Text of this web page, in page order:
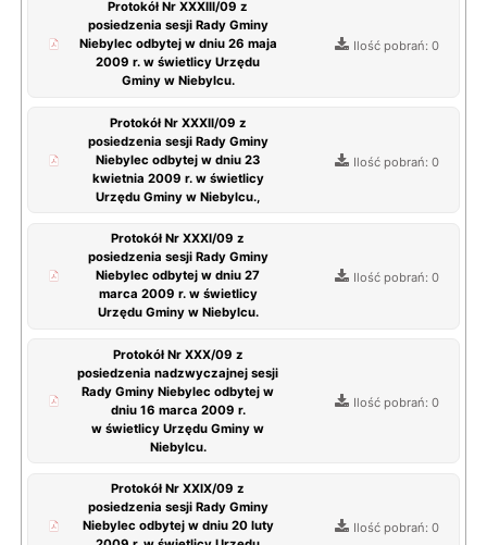
Protokół Nr XXXIII/09 z
posiedzenia sesji Rady Gminy
Niebylec odbytej w dniu 26 maja
2009 r. w świetlicy Urzędu
Gminy w Niebylcu.
Ilość pobrań: 0
Protokół Nr XXXII/09 z
posiedzenia sesji Rady Gminy
Niebylec odbytej w dniu 23
kwietnia 2009 r. w świetlicy
Urzędu Gminy w Niebylcu.,
Ilość pobrań: 0
Protokół Nr XXXI/09 z
posiedzenia sesji Rady Gminy
Niebylec odbytej w dniu 27
marca 2009 r. w świetlicy
Urzędu Gminy w Niebylcu.
Ilość pobrań: 0
Protokół Nr XXX/09 z
posiedzenia nadzwyczajnej sesji
Rady Gminy Niebylec odbytej w
dniu 16 marca 2009 r.
w świetlicy Urzędu Gminy w
Niebylcu.
Ilość pobrań: 0
Protokół Nr XXIX/09 z
posiedzenia sesji Rady Gminy
Niebylec odbytej w dniu 20 luty
Ilość pobrań: 0